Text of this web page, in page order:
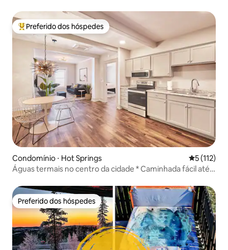
Entre os melhores preferidos dos hóspedes
Preferido dos hóspedes
Condomínio ⋅ Hot Springs 5 de uma
5 (112)
Águas termais no centro da cidade * Caminhada fácil até
Preferido dos hóspedes
Preferido dos hóspedes